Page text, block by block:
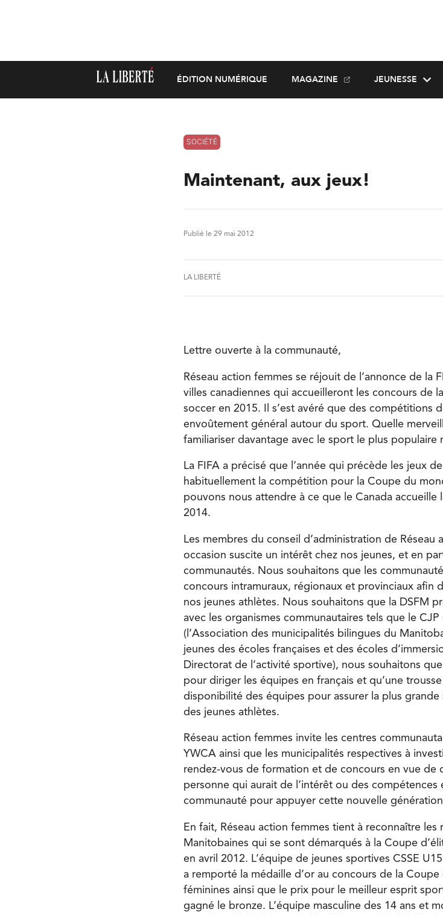
ÉDITION NUMÉRIQUE MAGAZINE JEUNESSE
SOCIÉTÉ
Maintenant, aux jeux!
Publié le 29 mai 2012
LA LIBERTÉ
Lettre ouverte à la communauté,
Réseau action femmes se réjouit de l’annonce de la
villes canadiennes qui accueilleront les concours de
soccer en 2015. Il s’est avéré que des compétitions
envoûtement général autour du sport. Quelle
familiariser davantage avec le sport le plus populaire
La FIFA a précisé que l’année qui précède les jeux
habituellement la compétition pour la Coupe du
pouvons nous attendre à ce que le Canada accueille
2014.
Les membres du conseil d’administration de
occasion suscite un intérêt chez nos jeunes, et en
communautés. Nous souhaitons que les
concours intramuraux, régionaux et provinciaux afin
nos jeunes athlètes. Nous souhaitons que la DSFM
avec les organismes communautaires tels que le
(l’Association des municipalités bilingues du
jeunes des écoles françaises et des écoles
Directorat de l’activité sportive), nous souhaitons
pour diriger les équipes en français et qu’une
disponibilité des équipes pour assurer la plus
des jeunes athlètes.
Réseau action femmes invite les centres
YWCA ainsi que les municipalités respectives à
rendez-vous de formation et de concours en vue de
personne qui aurait de l’intérêt ou des compétences
communauté pour appuyer cette nouvelle
En fait, Réseau action femmes tient à reconnaître
Manitobaines qui se sont démarqués à la Coupe
en avril 2012. L’équipe de jeunes sportives CSSE
a remporté la médaille d’or au concours de la
féminines ainsi que le prix pour le meilleur esprit
gagné le bronze. L’équipe masculine des 14 ans et